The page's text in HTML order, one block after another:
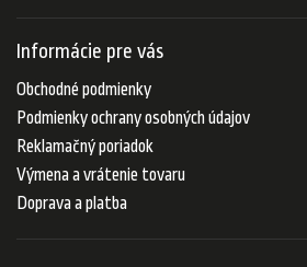
Informácie pre vás
Obchodné podmienky
Podmienky ochrany osobných údajov
Reklamačný poriadok
Výmena a vrátenie tovaru
Doprava a platba